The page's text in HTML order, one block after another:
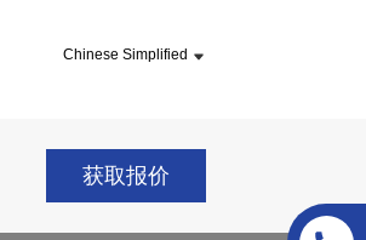
Chinese Simplified
获取报价